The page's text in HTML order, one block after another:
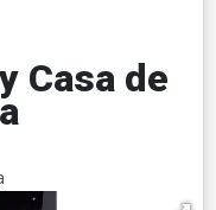
Casa de